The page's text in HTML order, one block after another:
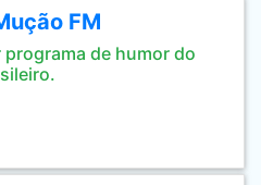
FM
programa de humor do